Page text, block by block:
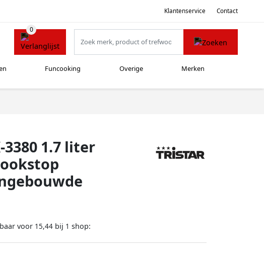
Klantenservice Contact
Funcooking Overige Merken
1.7 liter
voor 15,44 bij 1 shop: